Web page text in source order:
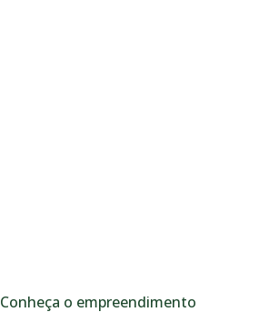
Conheça o empreendimento